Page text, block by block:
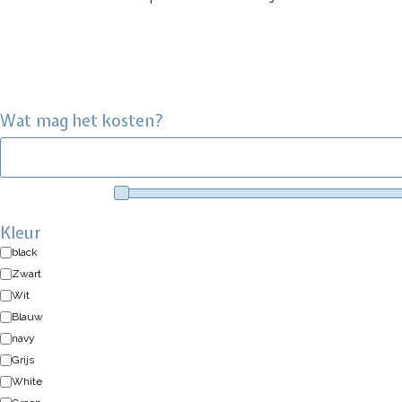
Wat mag het kosten?
Kleur
black
Zwart
Wit
Blauw
navy
Grijs
White